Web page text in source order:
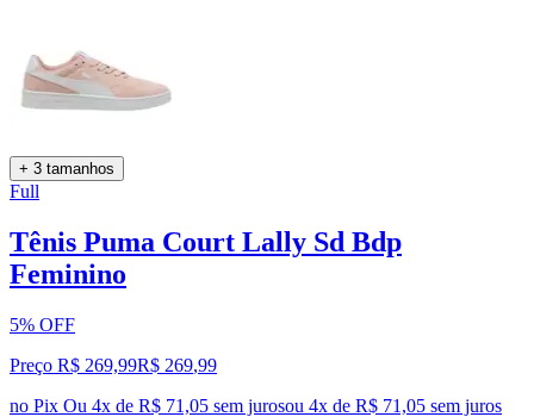
+ 3 tamanhos
Full
Tênis Puma Court Lally Sd Bdp
Feminino
5% OFF
Preço R$ 269,99R$ 269,99
no Pix Ou 4x de R$ 71,05 sem jurosou 4x de R$ 71,05 sem juros